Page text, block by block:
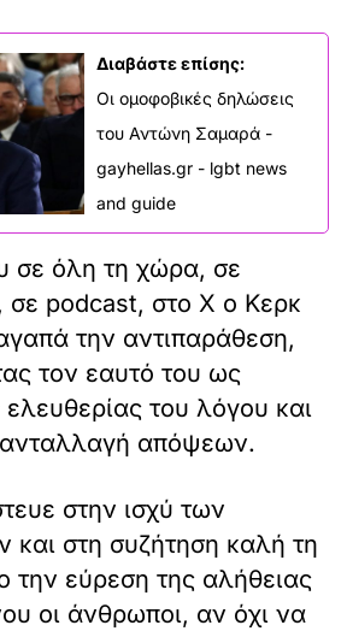
Διαβάστε επίσης:
Οι ομοφοβικές δηλώσεις
του Αντώνη Σαμαρά -
gayhellas.gr - lgbt news
and guide
σε όλη τη χώρα, σε
σε podcast, στο Χ ο Κερκ
την αντιπαράθεση,
τον εαυτό του ως
του λόγου και
ανταλλαγή απόψεων.
στην ισχύ των
και στη συζήτηση καλή τη
την εύρεση της αλήθειας
οι άνθρωποι, αν όχι να